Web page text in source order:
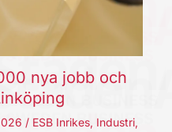
nya jobb och
/ ESB Inrikes, Industri,